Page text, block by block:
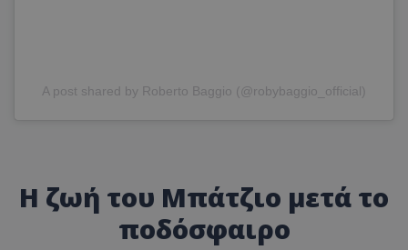
A post shared by Roberto Baggio (@robybaggio_official)
Η ζωή του Μπάτζιο μετά το
ποδόσφαιρο